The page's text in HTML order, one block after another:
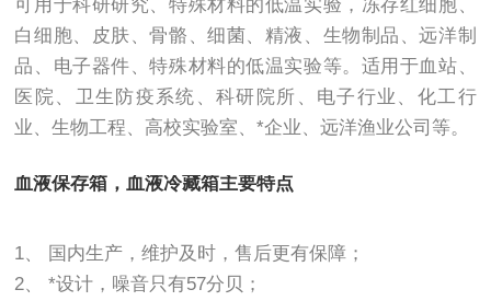
可用于科研研究、特殊材料的低温实验，冻存红细胞、
白细胞、皮肤、骨骼、细菌、精液、生物制品、远洋制
品、电子器件、特殊材料的低温实验等。适用于血站、
医院、卫生防疫系统、科研院所、电子行业、化工行
业、生物工程、高校实验室、*企业、远洋渔业公司等。
血液保存箱，血液冷藏箱主要特点
1、 国内生产，维护及时，售后更有保障；
2、 *设计，噪音只有57分贝；